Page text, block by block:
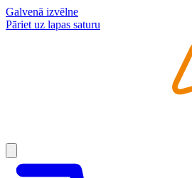
Galvenā izvēlne
Pāriet uz lapas saturu